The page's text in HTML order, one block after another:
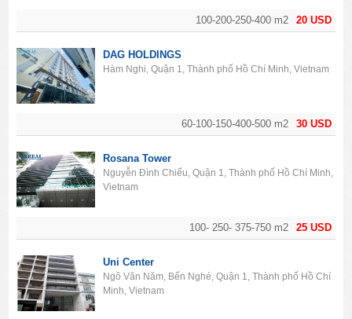
20 USD
100-200-250-400 m2
30 USD
60-100-150-400-500 m2
DAG HOLDINGS
Hàm Nghi, Quận 1, Thành phố Hồ Chí Minh, Vietnam
25 USD
100- 250- 375-750 m2
Rosana Tower
Nguyễn Đình Chiểu, Quận 1, Thành phố Hồ Chí Minh,
Vietnam
Uni Center
Ngô Văn Năm, Bến Nghé, Quận 1, Thành phố Hồ Chí
Minh, Vietnam